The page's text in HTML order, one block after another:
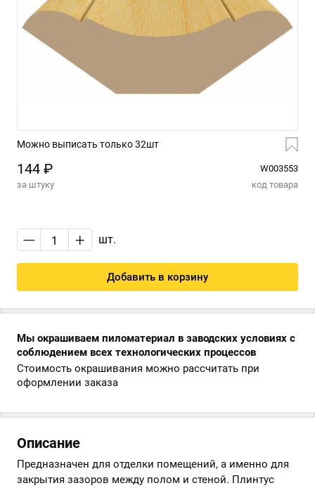
Можно выписать только 32шт
144 ₽
W003553
за штуку
код товара
— + шт.
Добавить в корзину
Мы окрашиваем пиломатериал в заводских условиях с
соблюдением всех технологических процессов
Стоимость окрашивания можно рассчитать при
оформлении заказа
Описание
Предназначен для отделки помещений, а именно для
закрытия зазоров между полом и стеной. Плинтус